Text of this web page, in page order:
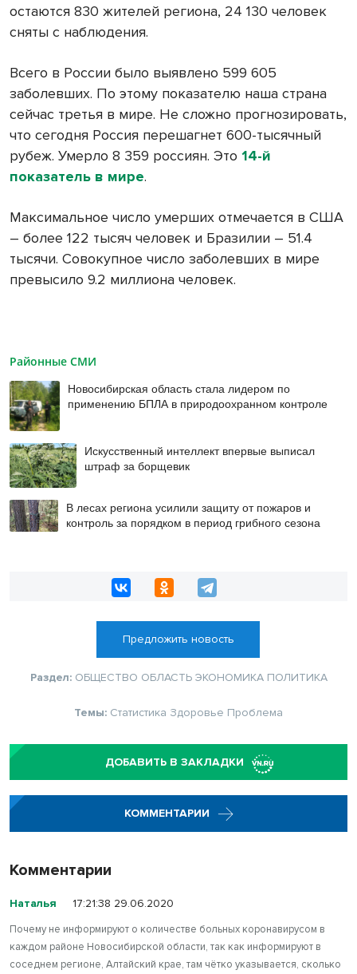
остаются 830 жителей региона, 24 130 человек
сняты с наблюдения.
Всего в России было выявлено 599 605
заболевших. По этому показателю наша страна
сейчас третья в мире. Не сложно прогнозировать,
что сегодня Россия перешагнет 600-тысячный
рубеж. Умерло 8 359 россиян. Это 14-й
показатель в мире.
Максимальное число умерших отмечается в США
– более 122 тысяч человек и Бразилии – 51.4
тысячи. Совокупное число заболевших в мире
превысило 9.2 миллиона человек.
Районные СМИ
Новосибирская область стала лидером по
применению БПЛА в природоохранном контроле
Искусственный интеллект впервые выписал
штраф за борщевик
В лесах региона усилили защиту от пожаров и
контроль за порядком в период грибного сезона
Предложить новость
Раздел: ОБЩЕСТВО ОБЛАСТЬ ЭКОНОМИКА ПОЛИТИКА
Темы: Статистика Здоровье Проблема
ДОБАВИТЬ В ЗАКЛАДКИ
КОММЕНТАРИИ
Комментарии
Наталья 17:21:38 29.06.2020
Почему не информируют о количестве больных коронавирусом в
каждом районе Новосибирской области, так как информируют в
соседнем регионе, Алтайский крае, там чётко указывается, сколько